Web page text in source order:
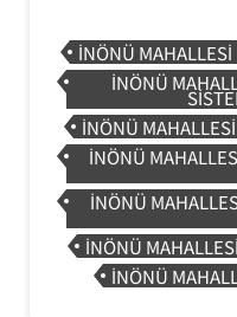
INÖNÜ MAHALLESI
INÖNÜ
INÖNÜ
INÖNÜ
INÖNÜ
INÖNÜ
INÖNÜ